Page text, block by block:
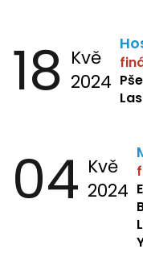
18 Kvě
2024
04 Kvě
2024